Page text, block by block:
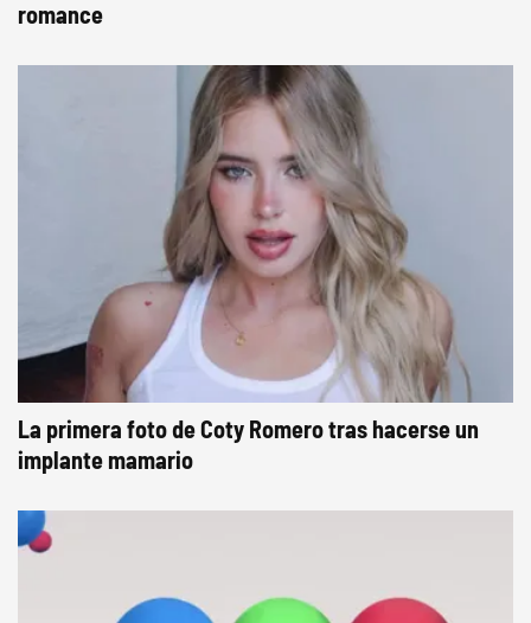
romance
La primera foto de Coty Romero tras hacerse un
implante mamario